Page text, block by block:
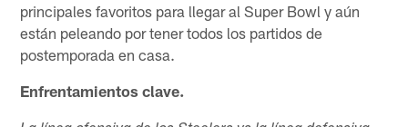
principales favoritos para llegar al Super Bowl y aún
están peleando por tener todos los partidos de
postemporada en casa.
Enfrentamientos clave.